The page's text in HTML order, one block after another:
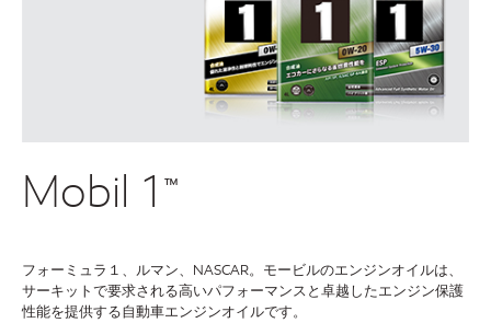
Mobil 1™
フォーミュラ１、ルマン、NASCAR。モービルのエンジンオイルは、
サーキットで要求される高いパフォーマンスと卓越したエンジン保護
性能を提供する自動車エンジンオイルです。